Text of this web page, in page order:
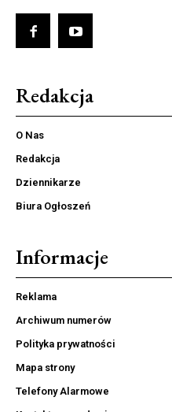
Redakcja
O Nas
Redakcja
Dziennikarze
Biura Ogłoszeń
Informacje
Reklama
Archiwum numerów
Polityka prywatności
Mapa strony
Telefony Alarmowe